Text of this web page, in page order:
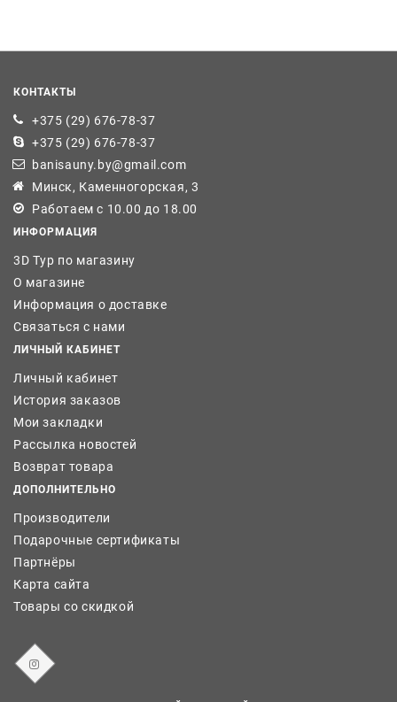
КОНТАКТЫ
+375 (29) 676-78-37
+375 (29) 676-78-37
banisauny.by@gmail.com
Минск, Каменногорская, 3
Работаем с 10.00 до 18.00
ИНФОРМАЦИЯ
3D Тур по магазину
О магазине
Информация о доставке
Связаться с нами
ЛИЧНЫЙ КАБИНЕТ
Личный кабинет
История заказов
Мои закладки
Рассылка новостей
Возврат товара
ДОПОЛНИТЕЛЬНО
Производители
Подарочные сертификаты
Партнёры
Карта сайта
Товары со скидкой